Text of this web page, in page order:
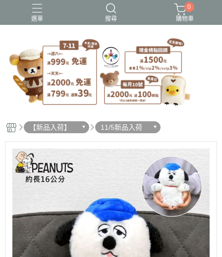
選單 搜尋
史努比歐拉夫 吉伊卡哇 憂傷馬戲團
拉拉熊
迪士尼-玩具總動員
0
購物車
【新品入荷】 11/5新品入荷